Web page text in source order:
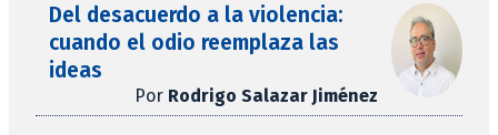
Del desacuerdo a la violencia:
cuando el odio reemplaza las
ideas
Por Rodrigo Salazar Jiménez